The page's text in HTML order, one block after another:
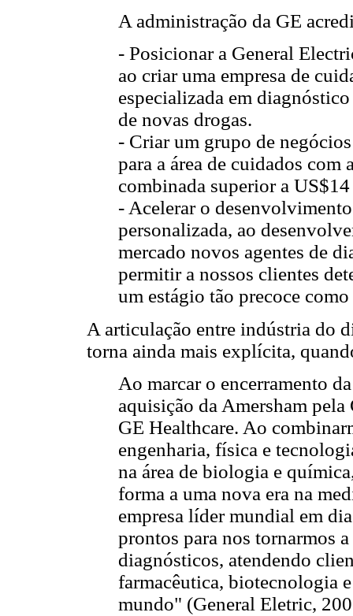
A administração da GE
- Posicionar a General
ao criar uma empresa de
especializada em
de novas drogas.
- Criar um grupo de
para a área de cuidados com
combinada superior a
- Acelerar o
personalizada, ao
mercado novos agentes de
permitir a nossos clientes
um estágio tão precoce
A articulação entre indústria do
torna ainda mais explícita,
Ao marcar o encerramento
aquisição da Amersham
GE Healthcare. Ao
engenharia, física e
na área de biologia e
forma a uma nova era na
empresa líder mundial em
prontos para nos tornarmos
diagnósticos, atendendo
farmacêutica, biotecnologia
mundo" (General Eletric,